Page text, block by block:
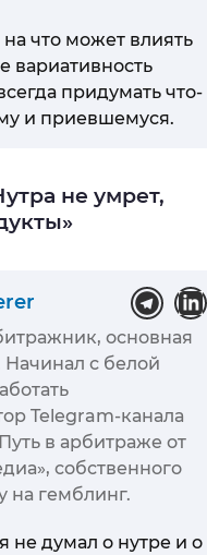
что может влиять
вариативность
придумать что-
и приевшемуся.
не умрет,
основная
Начинал с белой
Telegram-канала
в арбитраже от
собственного
на гемблинг.
не думал о нутре и о